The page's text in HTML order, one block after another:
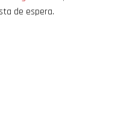
de espera.